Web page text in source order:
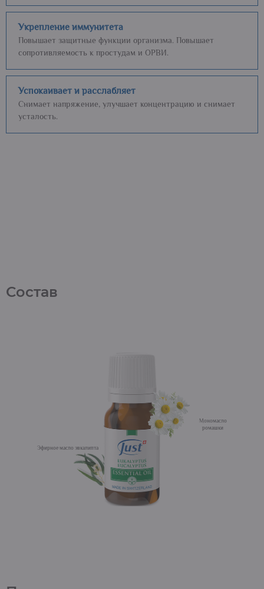
Укрепление иммунитета
Повышает защитные функции организма. Повышает
сопротивляемость к простудам и ОРВИ.
Успокаивает и расслабляет
Снимает напряжение, улучшает концентрацию и снимает
усталость.
Состав